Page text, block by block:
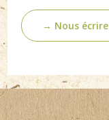
→ Nous écrire